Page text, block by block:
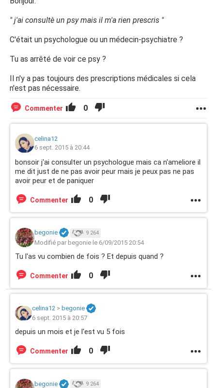
" j'ai consultè un psy mais il m'a rien prescris "
C'était un psychologue ou un médecin-psychiatre ?
Tu as arrêté de voir ce psy ?
Il n'y a pas toujours des prescriptions médicales si cela
n'est pas nécessaire.
Commenter 0
celina12
6 sept. 2015 à 20:44
bonsoir j'ai consulter un psychologue mais ca n'ameliore il
me dit just de ne pas avoir peur mais je peux pas ne pas
avoir peur et de paniquer
Commenter 0
begonie 9 264
Modifié par begonie le 6/09/2015 20:54
Tu l'as vu combien de fois ? Et depuis quand ?
Commenter 0
celina12 > begonie
6 sept. 2015 à 20:57
depuis un mois et je l'est vu 5 fois
Commenter 0
begonie 9 264